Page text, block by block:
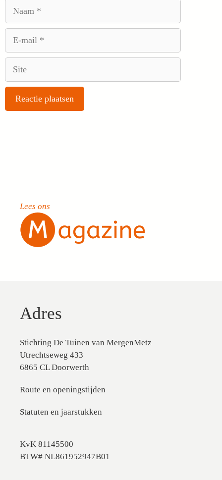
Lees ons
Adres
Stichting De Tuinen van MergenMetz
Utrechtseweg 433
6865 CL Doorwerth
Route en openingstijden
Statuten en jaarstukken
KvK 81145500
BTW# NL861952947B01